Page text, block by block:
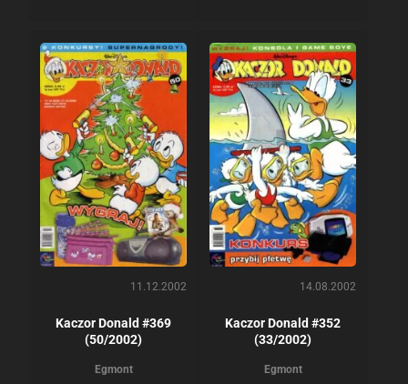
11.12.2002
Kaczor Donald #369
(50/2002)
Egmont
14.08.2002
Kaczor Donald #352
(33/2002)
Egmont